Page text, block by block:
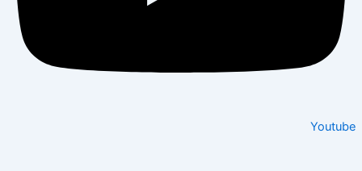
Youtube